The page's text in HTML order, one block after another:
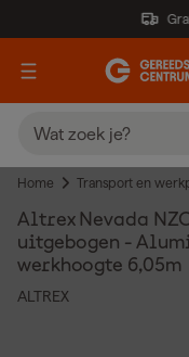
Home Transport en
Altrex Nevada
uitgebogen -
werkhoogte 6,05m
ALTREX